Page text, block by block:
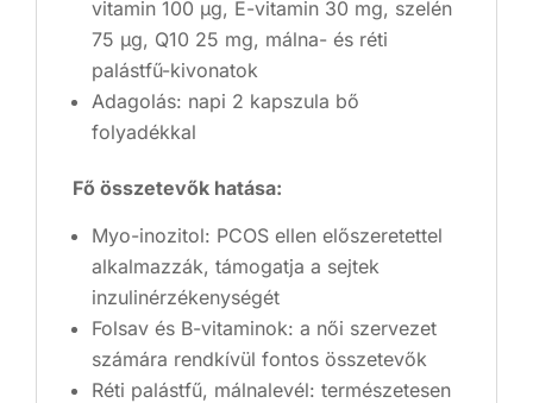
vitamin 100 µg, E-vitamin 30 mg, szelén
75 µg, Q10 25 mg, málna- és réti
palástfű-kivonatok
Adagolás: napi 2 kapszula bő
folyadékkal
Fő összetevők hatása:
Myo-inozitol: PCOS ellen előszeretettel
alkalmazzák, támogatja a sejtek
inzulinérzékenységét
Folsav és B-vitaminok: a női szervezet
számára rendkívül fontos összetevők
Réti palástfű, málnalevél: természetesen